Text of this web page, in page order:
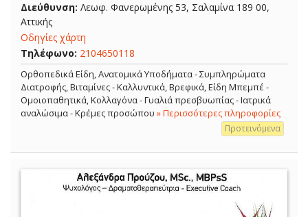
Διεύθυνση: Λεωφ. Φανερωμένης 53, Σαλαμίνα 189 00,
Αττικής
Οδηγίες χάρτη
Τηλέφωνο: 2104650118
Ορθοπεδικά Είδη, Ανατομικά Υποδήματα - Συμπληρώματα
Διατροφής, Βιταμίνες - Καλλυντικά, Βρεφικά, Είδη Μπεμπέ -
Ομοιοπαθητικά, Κολλαγόνα - Γυαλιά πρεσβυωπίας - Ιατρικά
αναλώσιμα - Κρέμες προσώπου » Περισσότερες πληροφορίες
Προτεινόμενα